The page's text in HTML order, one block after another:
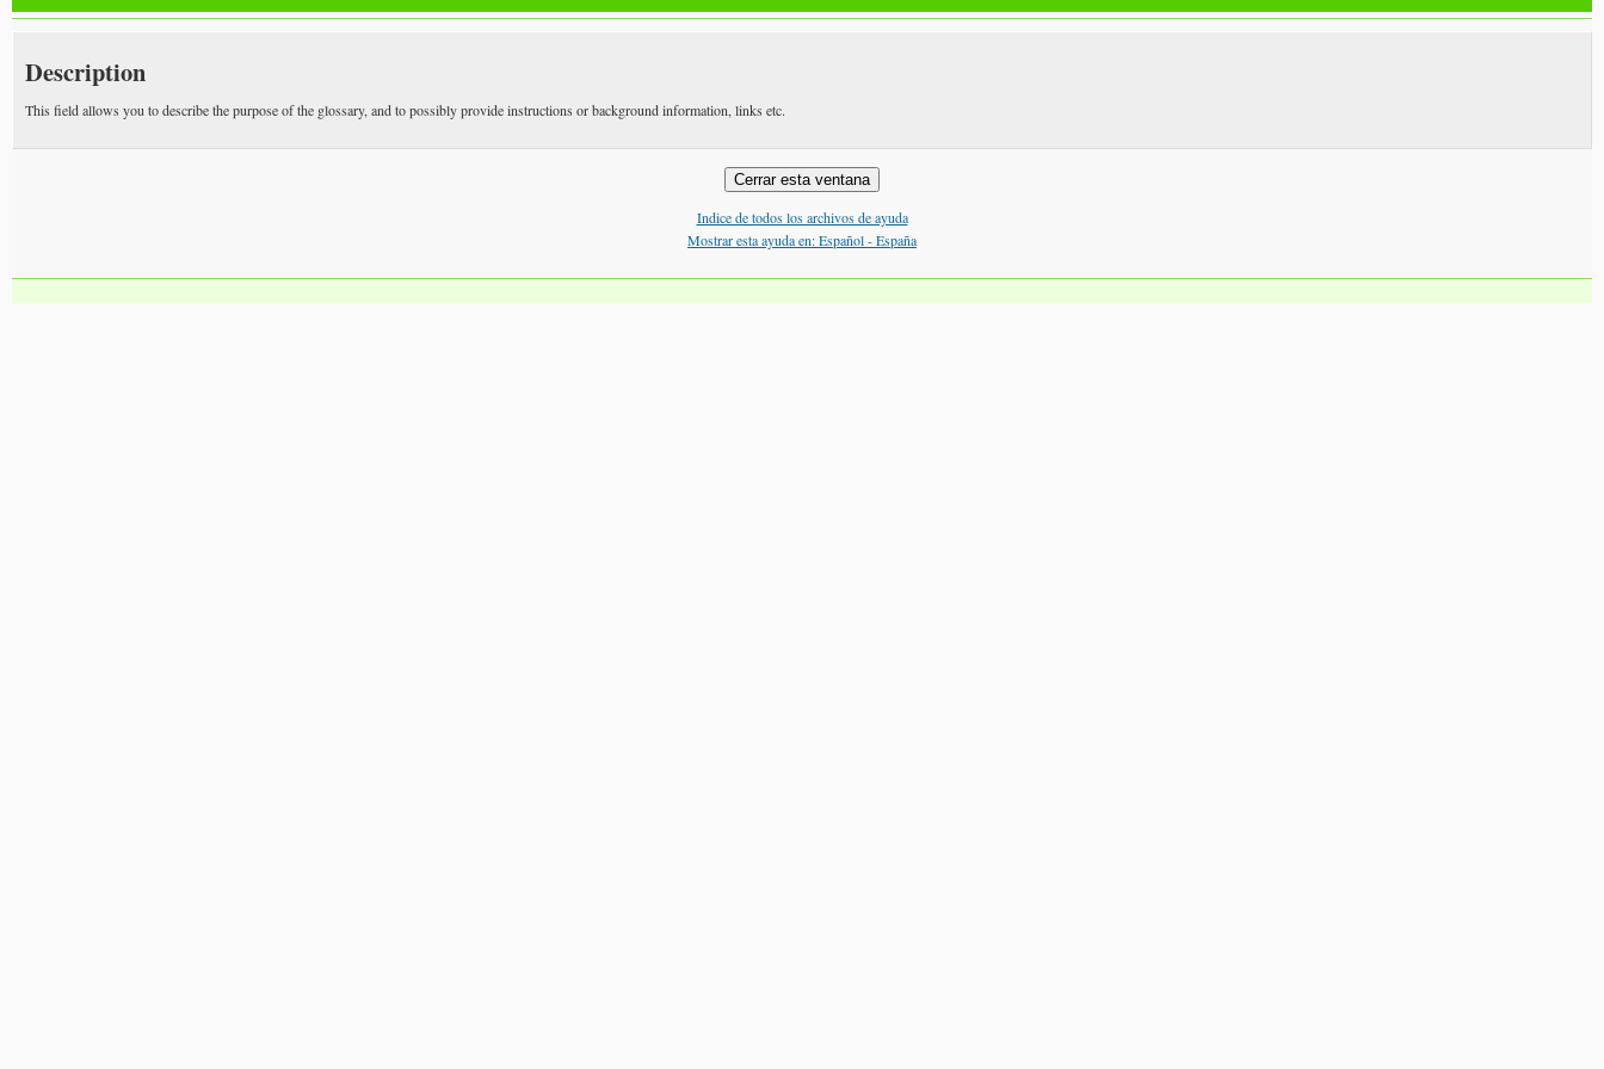
Description
This field allows you to describe the purpose of the glossary, and to possibly provide instructions or background information, links etc.
Indice de todos los archivos de ayuda
Mostrar esta ayuda en: Español - España